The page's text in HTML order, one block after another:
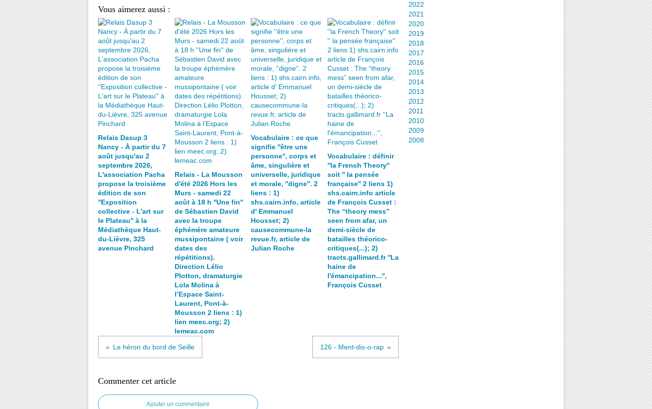
Vous aimerez aussi :
Relais Dasup 3
Nancy - À partir du 7
août jusqu'au 2
septembre 2026,
L'association Pacha
propose la troisième
édition de son
''Exposition
collective - L'art sur
le Plateau'' à la
Médiathèque Haut-
du-Lièvre, 325
avenue Pinchard
Relais - La Mousson
d'été 2026 Hors les
Murs - samedi 22
août à 18 h ''Une fin''
de Sébastien David
avec la troupe
éphémère amateure
mussipontaine ( voir
dates des
répétitions).
Direction Lélio
Plotton, dramaturgie
Lola Molina à
l’Espace Saint-
Laurent, Pont-à-
Mousson 2 liens : 1)
lien meec.org; 2)
lemeac.com
Vocabulaire : ce que
signifie ''être une
personne'', corps et
âme, singulière et
universelle, juridique
et morale, ''digne''. 2
liens : 1)
shs.cairn.info, article
d' Emmanuel
Housset; 2)
causecommune-la
revue.fr, article de
Julian Roche
Vocabulaire : définir
''la French Theory''
soit '' la pensée
française'' 2 liens 1)
shs.cairn.info article
de François Cusset :
The “theory mess”
seen from afar, un
demi-siècle de
batailles théorico-
critiques(...); 2)
tracts.gallimard.fr ''La
haine de
l'émancipation...'',
François Cusset
Le héron du bord de Seille 126 - Ment-dis-o-rap
Commenter cet article
Ajouter un commentaire
2022
2021
2020
2019
2018
2017
2016
2015
2014
2013
2012
2011
2010
2009
2008